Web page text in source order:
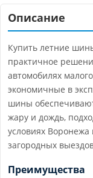
Описание
Купить летние
практичное
автомобилях
экономичные в
шины
жару и дождь,
условиях
загородных
Преимущества